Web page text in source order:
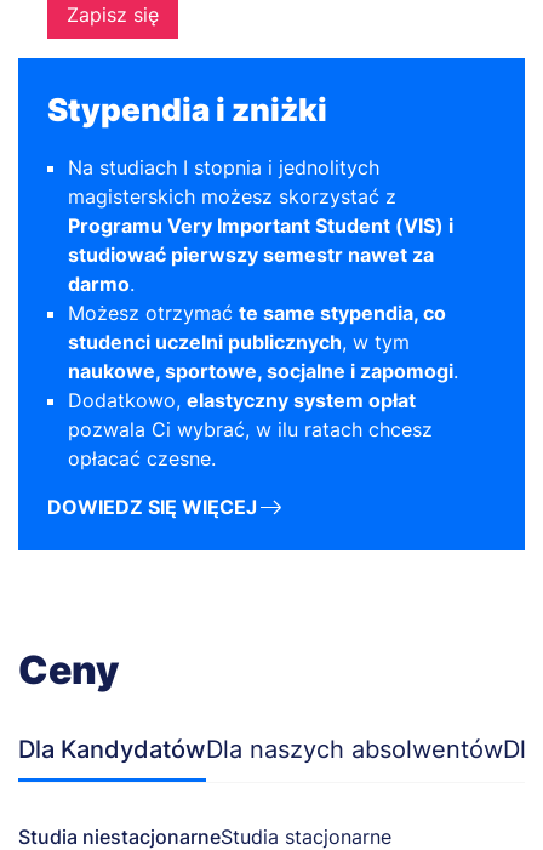
Zapisz się
Stypendia i zniżki
Na studiach I stopnia i jednolitych
magisterskich możesz skorzystać z
Programu Very Important Student (VIS) i
studiować pierwszy semestr nawet za
darmo.
Możesz otrzymać te same stypendia, co
studenci uczelni publicznych, w tym
naukowe, sportowe, socjalne i zapomogi.
Dodatkowo, elastyczny system opłat
pozwala Ci wybrać, w ilu ratach chcesz
opłacać czesne.
DOWIEDZ SIĘ WIĘCEJ
Ceny
Dla KandydatówDla naszych absolwentów
Studia niestacjonarneStudia stacjonarne